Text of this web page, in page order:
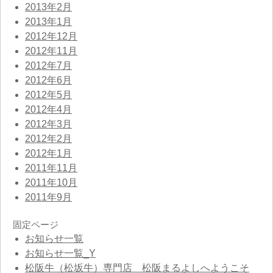
2013年2月
2013年1月
2012年12月
2012年11月
2012年7月
2012年6月
2012年5月
2012年4月
2012年3月
2012年2月
2012年1月
2011年11月
2011年10月
2011年9月
固定ページ
お知らせ一覧
お知らせ一覧_Y
松阪牛（松坂牛）専門店 松阪まるよしへようこそ